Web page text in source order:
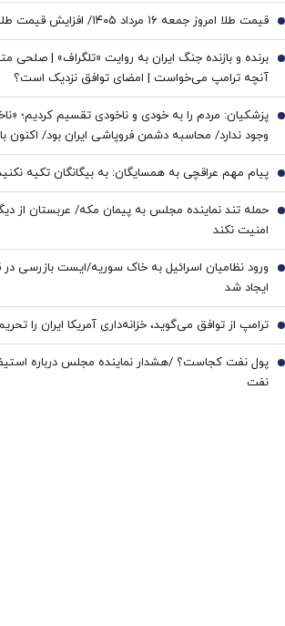
ما با اجازه ایشان مذاکره کردیم
قیمت طلا امروز جمعه ۱۶ مرداد ۱۴۰۵/ افزایش قیمت طلا 3
برنده و بازنده جنگ ایران به روایت «تلگراف» | صلحی
آنچه ترامپ می‌خواست | امضای توافق نزدیک است؟
4
پزشکیان: مردم را به خودی و ناخودی تقسیم کردیم؛
وجود ندارد/ محاسبه دشمن فروپاشی ایران بود/ اکنون
بیشتری ایستاده‌ایم
5
پیام مهم عراقچی به همسایگان: به بیگانگان تکیه 6
حمله تند نماینده مجلس به پیمان مکه/ عربستان از
امنیت نکند
7
ورود نظامیان اسرائیل به خاک سوریه/ایست بازرسی در
ایجاد شد
8
ترامپ از توافق می‌گوید، خزانه‌داری آمریکا ایران را 9
پول نفت کجاست؟ /هشدار نماینده مجلس درباره
نفت
10